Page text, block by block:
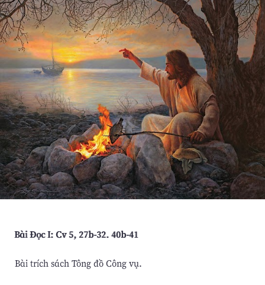
Bài Ðọc I: Cv 5, 27b-32. 40b-41
Bài trích sách Tông đồ Công vụ.